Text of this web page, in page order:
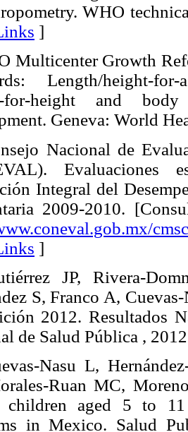
WHO
]
Multicenter Growth
Length/height-
for-height and
Geneva:
Nacional de
Evaluaciones
Integral del
2009-2010.
]
JP, Rivera-
S, Franco A,
2012. Resultados
de Salud Pública ,
Nasu L,
Ruan MC,
children aged 5 to
in Mexico. Salud